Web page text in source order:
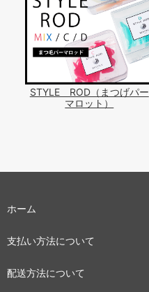
STYLE ROD（まつげパー
マロット）
ホーム
支払い方法について
配送方法について